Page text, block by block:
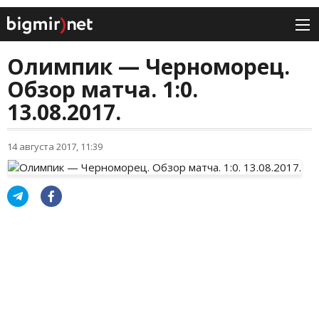
Олимпик — Черноморец.
Обзор матча. 1:0.
13.08.2017.
14 августа 2017, 11:39